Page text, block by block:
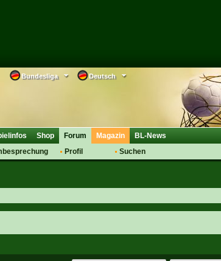
Deutsch
Bundesliga
Shop
Forum
Profil
Suchen
Magazin BL-News